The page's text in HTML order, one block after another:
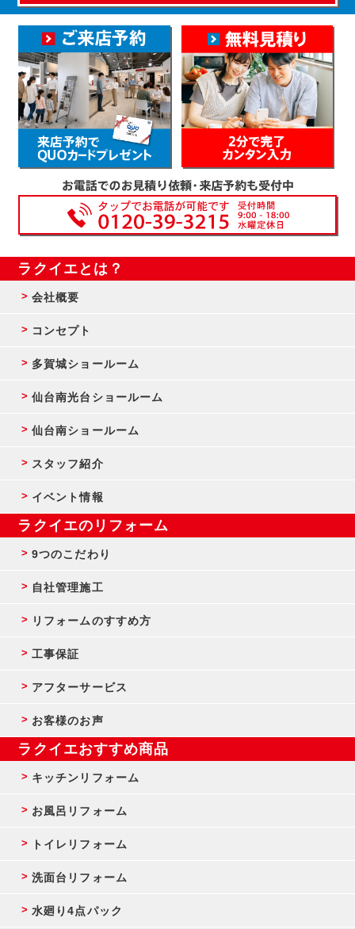
ラクイエとは？
会社概要
コンセプト
多賀城ショールーム
仙台南光台ショールーム
仙台南ショールーム
スタッフ紹介
イベント情報
ラクイエのリフォーム
9つのこだわり
自社管理施工
リフォームのすすめ方
工事保証
アフターサービス
お客様のお声
ラクイエおすすめ商品
キッチンリフォーム
お風呂リフォーム
トイレリフォーム
洗面台リフォーム
水廻り4点パック